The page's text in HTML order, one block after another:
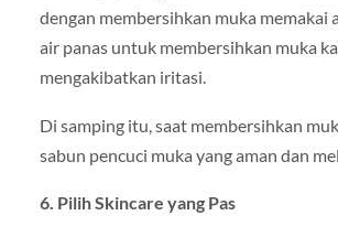
dengan membersihkan muka memakai
air panas untuk membersihkan muka
mengakibatkan iritasi.
Di samping itu, saat membersihkan
sabun pencuci muka yang aman dan
6. Pilih Skincare yang Pas